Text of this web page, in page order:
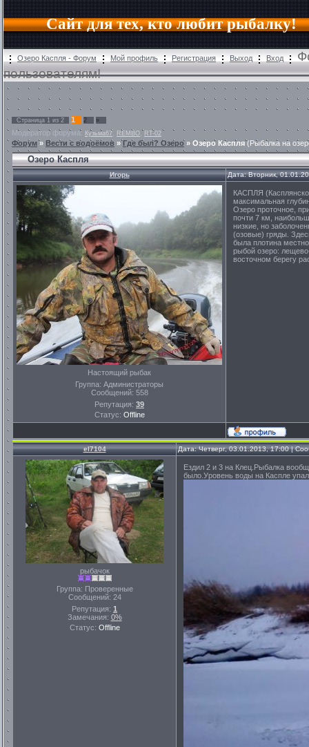
Сайт для тех, кто любит рыбалку!
Озеро Каспля - Форум Мой профиль Регистрация Выход Вход
пользователям!
Страница 1 из 2 1 2 »
Модератор форума: Кузьма67 REMBO , RT-02
Форум» Вести с водоёмов »Где был? Озеро» Озеро Каспля (Рыбалка на
Озеро Каспля
Игорь Дата: Вторник,
Настоящий рыбак
Группа: Администраторы
Сообщений: 558
Репутация: 39
Статус: Offline
КАСПЛЯ
максимальная
Озеро проточное,
почти 7 км,
низкие, но
(озовые) гряды.
была плотина
рыбой озеро:
восточном берегу
el7104 Дата: Четверг, 03.01.2013, 17:00 |
рыбачок
Группа: Проверенные
Сообщений: 24
Репутация: 1
Замечания: 0%
Статус: Offline
Ездил 2 и 3 на Клец.Рыбалка
было.Уровень воды на Каспле